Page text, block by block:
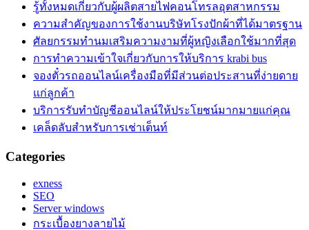
รู้ทั้งหมดเกี่ยวกับผู้ผลิตสายไฟคอนโทรลอุตสาหกรรม
ความสำคัญของการใช้งานบริษัทโรงปักผ้าที่ได้มาตรฐาน
ศัลยกรรมทำนมเสริมความงามที่ผู้หญิงเลือกใช้มากที่สุด
การทำความเข้าใจเกี่ยวกับการให้บริการ krabi bus
จองตั๋วรถออนไลน์เครื่องมือที่มีส่วนต่อประสานที่ง่ายดาย
แก่ลูกค้า
บริการรับทำบัญชีออนไลน์ให้ประโยชน์มากมายแก่คุณ
เคล็ดลับสำหรับการเช่าเต็นท์
Categories
exness
SEO
Server windows
กระเบื้องยางลายไม้